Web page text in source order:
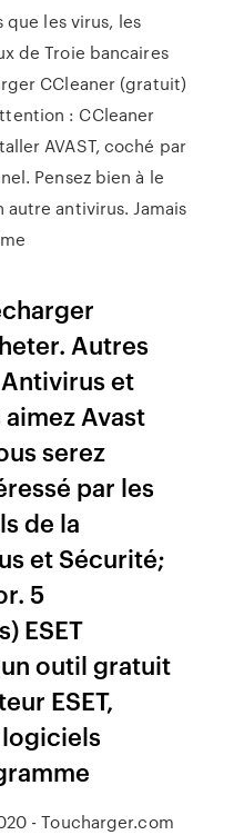
les virus, les
de Troie bancaires
CCleaner (gratuit)
: CCleaner
AVAST, coché par
Pensez bien à le
antivirus. Jamais
Autres
et
Avast
serez
par les
de la
et Sécurité;
5
ESET
outil gratuit
ESET,
- Toucharger.com